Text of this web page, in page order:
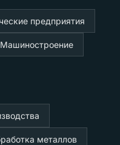
предприятия
Машиностроение
металлов